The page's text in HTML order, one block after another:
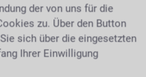
der von uns für die
zu. Über den Button
sich über die eingesetzten
Ihrer Einwilligung